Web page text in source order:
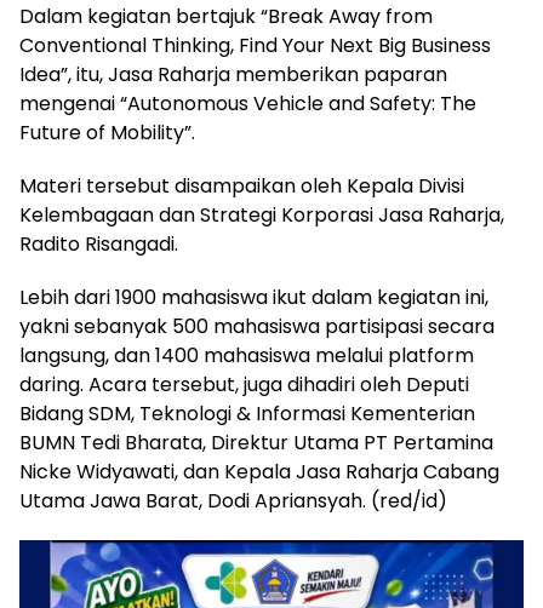
Dalam kegiatan bertajuk “Break Away from
Conventional Thinking, Find Your Next Big Business
Idea”, itu, Jasa Raharja memberikan paparan
mengenai “Autonomous Vehicle and Safety: The
Future of Mobility”.
Materi tersebut disampaikan oleh Kepala Divisi
Kelembagaan dan Strategi Korporasi Jasa Raharja,
Radito Risangadi.
Lebih dari 1900 mahasiswa ikut dalam kegiatan ini,
yakni sebanyak 500 mahasiswa partisipasi secara
langsung, dan 1400 mahasiswa melalui platform
daring. Acara tersebut, juga dihadiri oleh Deputi
Bidang SDM, Teknologi & Informasi Kementerian
BUMN Tedi Bharata, Direktur Utama PT Pertamina
Nicke Widyawati, dan Kepala Jasa Raharja Cabang
Utama Jawa Barat, Dodi Apriansyah. (red/id)